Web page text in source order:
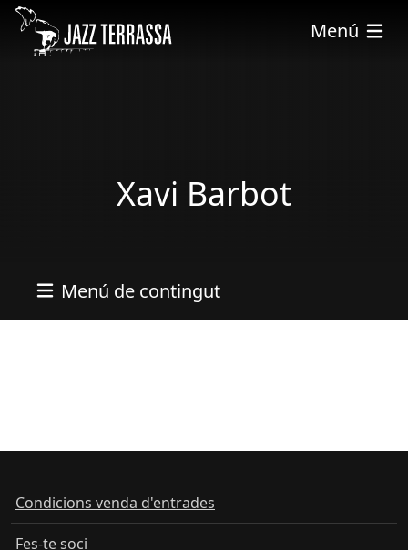
Skip to main content
Menú
Xavi Barbot
Menú de contingut
Condicions venda d'entrades
Fes-te soci